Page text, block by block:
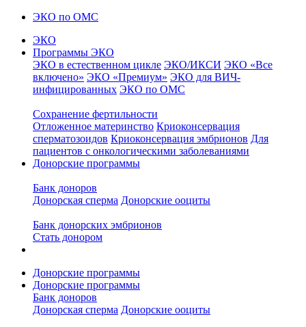
ЭКО по ОМС
ЭКО
Программы ЭКО
ЭКО в естественном цикле ЭКО/ИКСИ ЭКО «Все
включено» ЭКО «Премиум» ЭКО для ВИЧ-
инфицированных ЭКО по ОМС
Сохранение фертильности
Отложенное материнство Криоконсервация
сперматозоидов Криоконсервация эмбрионов Для
пациентов с онкологическими заболеваниями
Донорские программы
Банк доноров
Донорская сперма Донорские ооциты
Банк донорских эмбрионов
Стать донором
Донорские программы
Донорские программы
Банк доноров
Донорская сперма Донорские ооциты